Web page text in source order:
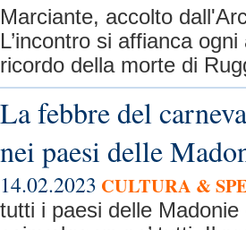
Marciante, accolto
L’incontro si affianca
ricordo della morte di
La febbre del
nei paesi delle
14.02.2023 CULTURA &
tutti i paesi delle